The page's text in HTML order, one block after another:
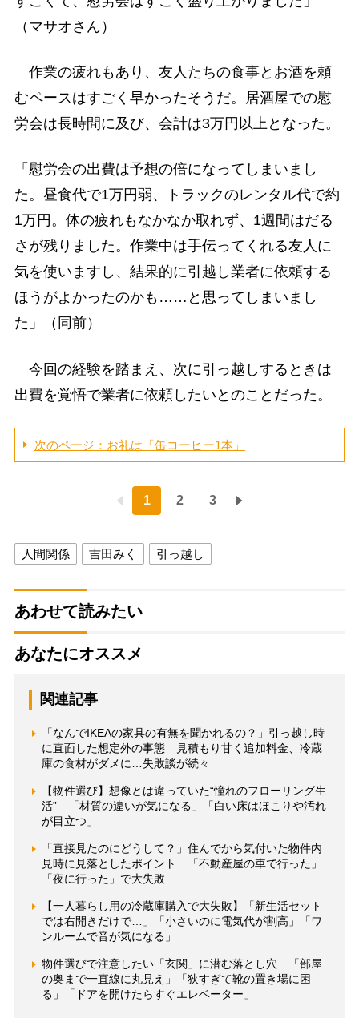
（マサオさん）
作業の疲れもあり、友人たちの食事とお酒を頼
むペースはすごく早かったそうだ。居酒屋での慰
労会は長時間に及び、会計は3万円以上となった。
「慰労会の出費は予想の倍になってしまいまし
た。昼食代で1万円弱、トラックのレンタル代で約
1万円。体の疲れもなかなか取れず、1週間はだる
さが残りました。作業中は手伝ってくれる友人に
気を使いますし、結果的に引越し業者に依頼する
ほうがよかったのかも……と思ってしまいまし
た」（同前）
今回の経験を踏まえ、次に引っ越しするときは
出費を覚悟で業者に依頼したいとのことだった。
次のページ：お礼は「缶コーヒー1本」
1 2 3
人間関係 吉田みく 引っ越し
あわせて読みたい
あなたにオススメ
関連記事
「なんでIKEAの家具の有無を聞かれるの？」引っ越し時
に直面した想定外の事態 見積もり甘く追加料金、冷蔵
庫の食材がダメに…失敗談が続々
【物件選び】想像とは違っていた“憧れのフローリング生
活” 「材質の違いが気になる」「白い床はほこりや汚れ
が目立つ」
「直接見たのにどうして？」住んでから気付いた物件内
見時に見落としたポイント 「不動産屋の車で行った」
「夜に行った」で大失敗
【一人暮らし用の冷蔵庫購入で大失敗】「新生活セット
では右開きだけで…」「小さいのに電気代が割高」「ワ
ンルームで音が気になる」
物件選びで注意したい「玄関」に潜む落とし穴 「部屋
の奥まで一直線に丸見え」「狭すぎて靴の置き場に困
る」「ドアを開けたらすぐエレベーター」